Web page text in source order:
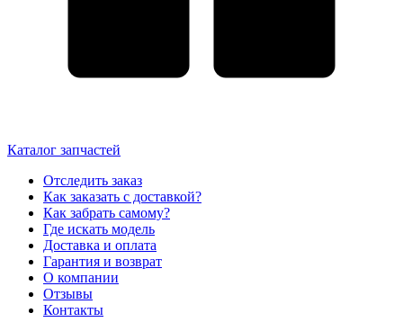
Каталог запчастей
Отследить заказ
Как заказать с доставкой?
Как забрать самому?
Где искать модель
Доставка и оплата
Гарантия и возврат
О компании
Отзывы
Контакты